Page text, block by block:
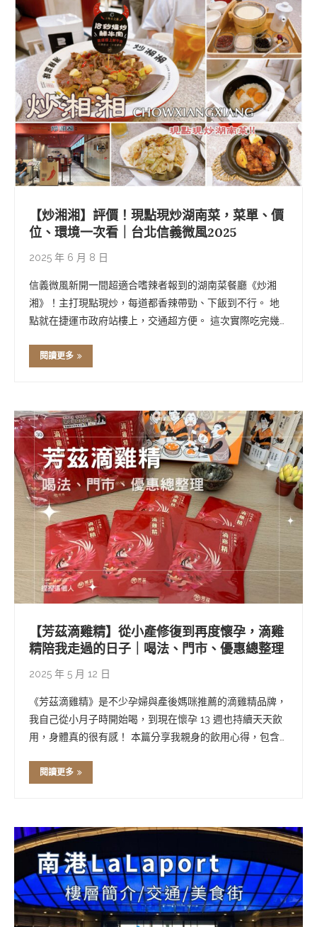
【炒湘湘】評價！現點現炒湖南菜，菜單、價
位、環境一次看｜台北信義微風2025
2025 年 6 月 8 日
信義微風新開一間超適合嗜辣者報到的湖南菜餐廳《炒湘
湘》！主打現點現炒，每道都香辣帶勁、下飯到不行。 地
點就在捷運市政府站樓上，交通超方便。 這次實際吃完幾
鬆」跟那個超驚喜的「牛奶皇后地瓜飯」，真的有驚豔到，
閱讀更多
【芳茲滴雞精】從小產修復到再度懷孕，滴雞
精陪我走過的日子｜喝法、門市、優惠總整理
2025 年 5 月 12 日
《芳茲滴雞精》是不少孕婦與產後媽咪推薦的滴雞精品牌，
我自己從小月子時開始喝，到現在懷孕 13 週也持續天天飲
用，身體真的很有感！ 本篇分享我親身的飲用心得，包含
宮聯名禮盒開箱。 文章不是業配，單純想記錄這段重要時
閱讀更多